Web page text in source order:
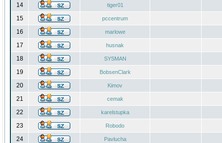
14 tiger01
15 pccentrum
16 marlowe
17 husnak
18 SYSMAN
19 BobsenClark
20 Kimov
21 cemak
22 karelstupka
23 Robodo
24 Pavlucha